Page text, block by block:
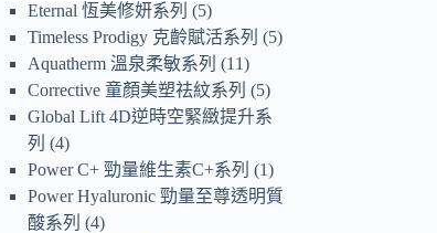
Eternal 恆美修妍系列
5
Timeless Prodigy 克齡賦活系列
5
Aquatherm 溫泉柔敏系列
11
Corrective 童顏美塑祛紋系列
5
Global Lift 4D逆時空緊緻提升系
列
4
Power C+ 勁量維生素C+系列
1
Power Hyaluronic 勁量至尊透明質
酸系列
4